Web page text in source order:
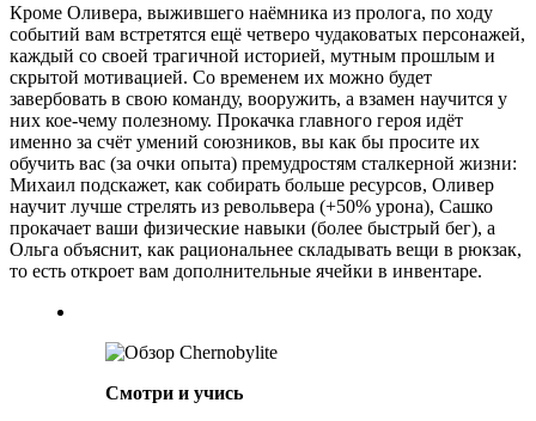
Кроме Оливера, выжившего наёмника из пролога, по ходу
событий вам встретятся ещё четверо чудаковатых персонажей,
каждый со своей трагичной историей, мутным прошлым и
скрытой мотивацией. Со временем их можно будет
завербовать в свою команду, вооружить, а взамен научится у
них кое-чему полезному. Прокачка главного героя идёт
именно за счёт умений союзников, вы как бы просите их
обучить вас (за очки опыта) премудростям сталкерной жизни:
Михаил подскажет, как собирать больше ресурсов, Оливер
научит лучше стрелять из револьвера (+50% урона), Сашко
прокачает ваши физические навыки (более быстрый бег), а
Ольга объяснит, как рациональнее складывать вещи в рюкзак,
то есть откроет вам дополнительные ячейки в инвентаре.
Смотри и учись